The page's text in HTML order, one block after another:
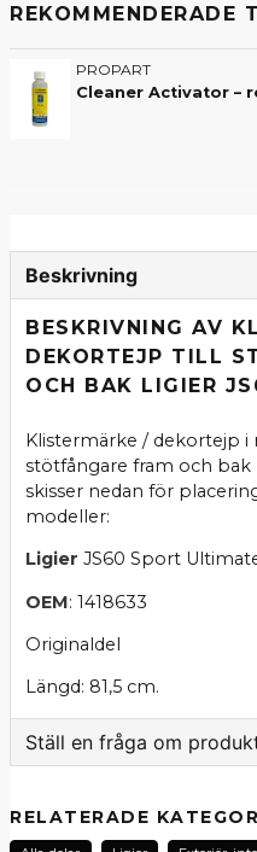
REKOMMENDERADE
PROPART
Beskrivning
BESKRIVNING AV
DEKORTEJP TILL
OCH BAK LIGIER
Klistermärke / dekortejp i
stötfångare fram och bak
skisser nedan för
modeller:
Ligier JS60 Sport
OEM: 1418633
Originaldel
Längd: 81,5 cm.
Ställ en fråga om
Fråga oss om denna
RELATERADE